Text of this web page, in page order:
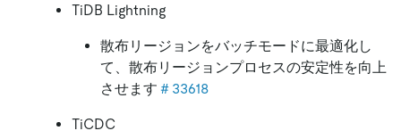
TiDB Lightning
散布リージョンをバッチモードに最適化し
て、散布リージョンプロセスの安定性を向上
させます ＃33618
TiCDC